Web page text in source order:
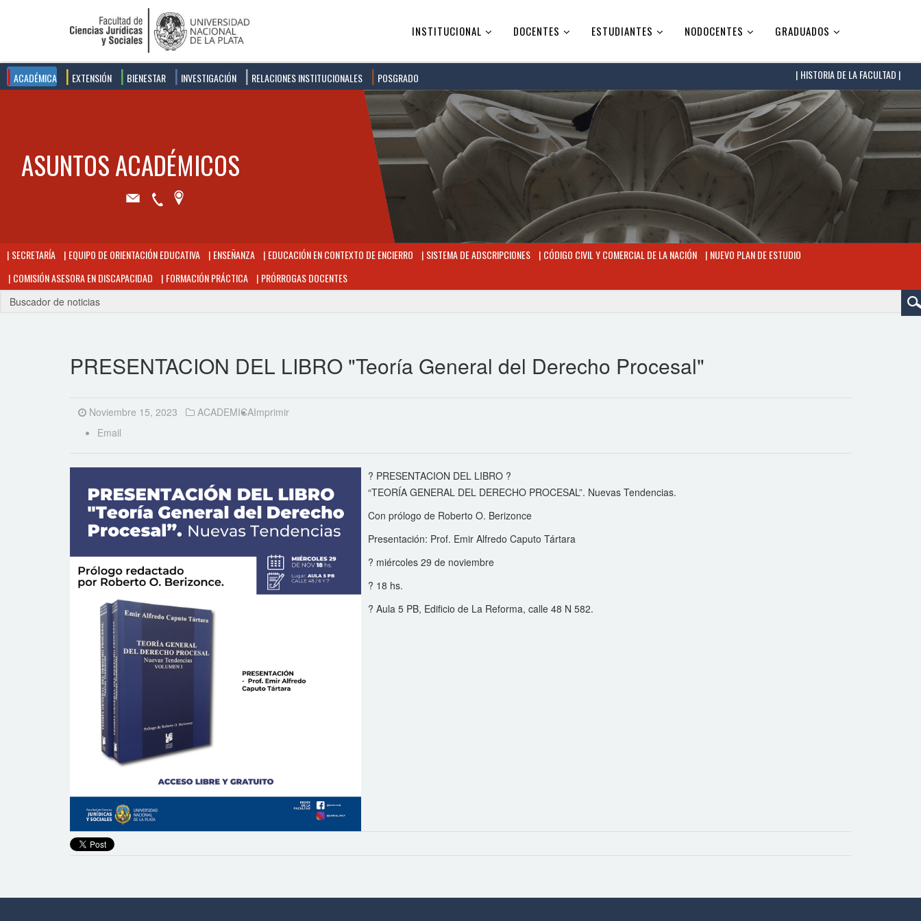
INSTITUCIONAL DOCENTES ESTUDIANTES NODOCENTES GRADUADOS
ACADÉMICA EXTENSIÓN BIENESTAR INVESTIGACIÓN RELACIONES INSTITUCIONALES POSGRADO HISTORIA DE LA FACULTAD |
SECRETARÍA EQUIPO DE ORIENTACIÓN EDUCATIVA ENSEÑANZA EDUCACIÓN EN CONTEXTO DE ENCIERRO SISTEMA DE ADSCRIPCIONES CÓDIGO CIVIL Y COMERCIAL DE LA NACIÓN
NUEVO PLAN DE ESTUDIO
COMISIÓN ASESORA EN DISCAPACIDAD
FORMACIÓN PRÁCTICA PRÓRROGAS DOCENTES
PRESENTACION DEL LIBRO "Teoría General del Derecho Procesal"
Noviembre 15, 2023 ACADEMICAImprimir
Email
? PRESENTACION DEL LIBRO ?
“TEORÍA GENERAL DEL DERECHO PROCESAL”. Nuevas Tendencias.
Con prólogo de Roberto O. Berizonce
Presentación: Prof. Emir Alfredo Caputo Tártara
? miércoles 29 de noviembre
?️ 18 hs.
? Aula 5 PB, Edificio de La Reforma, calle 48 N 582.